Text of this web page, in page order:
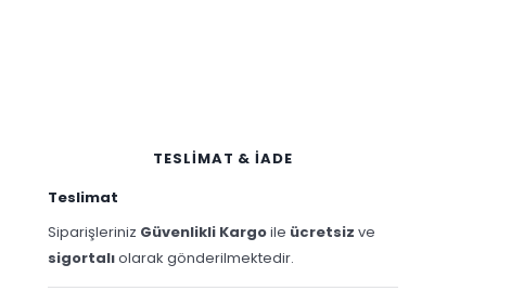
TESLİMAT & İADE
Teslimat
Siparişleriniz Güvenlikli Kargoile ücretsiz ve
sigortalıolarak gönderilmektedir.